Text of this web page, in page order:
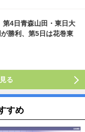
第4日青森山田・東日大
勝利、第5日は花巻東
る
すめ